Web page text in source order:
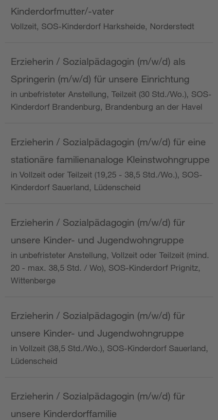
Kinderdorfmutter/-vater
Vollzeit, SOS-Kinderdorf Harksheide, Norderstedt
Erzieherin / Sozialpädagogin (m/w/d) als
Springerin (m/w/d) für unsere Einrichtung
in unbefristeter Anstellung, Teilzeit (30 Std./Wo.), SOS-
Kinderdorf Brandenburg, Brandenburg an der Havel
Erzieherin / Sozialpädagogin (m/w/d) für eine
stationäre familienanaloge Kleinstwohngruppe
in Vollzeit oder Teilzeit (19,25 - 38,5 Std./Wo.), SOS-
Kinderdorf Sauerland, Lüdenscheid
Erzieherin / Sozialpädagogin (m/w/d) für
unsere Kinder- und Jugendwohngruppe
in unbefristeter Anstellung, Vollzeit oder Teilzeit (mind.
20 - max. 38,5 Std. / Wo), SOS-Kinderdorf Prignitz,
Wittenberge
Erzieherin / Sozialpädagogin (m/w/d) für
unsere Kinder- und Jugendwohngruppe
in Vollzeit (38,5 Std./Wo.), SOS-Kinderdorf Sauerland,
Lüdenscheid
Erzieherin / Sozialpädagogin (m/w/d) für
unsere Kinderdorffamilie